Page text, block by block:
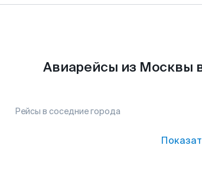
Авиарейсы из Москвы
Рейсы в соседние города